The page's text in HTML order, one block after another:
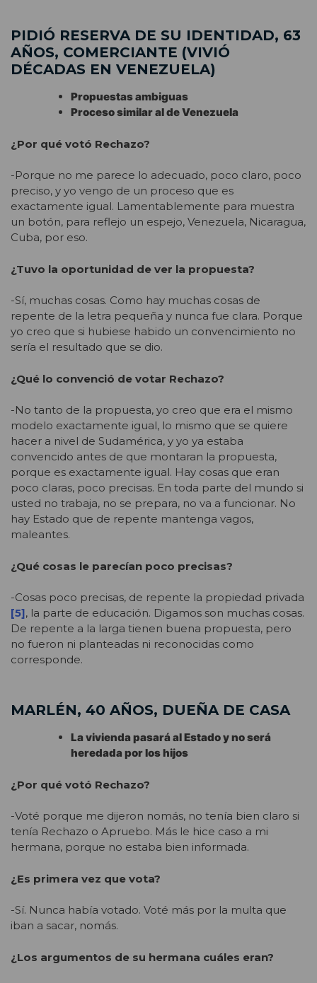
PIDIÓ RESERVA DE SU IDENTIDAD, 63
AÑOS, COMERCIANTE (VIVIÓ
DÉCADAS EN VENEZUELA)
Propuestas ambiguas
Proceso similar al de Venezuela
¿Por qué votó Rechazo?
-Porque no me parece lo adecuado, poco claro, poco
preciso, y yo vengo de un proceso que es
exactamente igual. Lamentablemente para muestra
un botón, para reflejo un espejo, Venezuela, Nicaragua,
Cuba, por eso.
¿Tuvo la oportunidad de ver la propuesta?
-Sí, muchas cosas. Como hay muchas cosas de
repente de la letra pequeña y nunca fue clara. Porque
yo creo que si hubiese habido un convencimiento no
sería el resultado que se dio.
¿Qué lo convenció de votar Rechazo?
-No tanto de la propuesta, yo creo que era el mismo
modelo exactamente igual, lo mismo que se quiere
hacer a nivel de Sudamérica, y yo ya estaba
convencido antes de que montaran la propuesta,
porque es exactamente igual. Hay cosas que eran
poco claras, poco precisas. En toda parte del mundo si
usted no trabaja, no se prepara, no va a funcionar. No
hay Estado que de repente mantenga vagos,
maleantes.
¿Qué cosas le parecían poco precisas?
-Cosas poco precisas, de repente la propiedad privada
[5], la parte de educación. Digamos son muchas cosas.
De repente a la larga tienen buena propuesta, pero
no fueron ni planteadas ni reconocidas como
corresponde.
MARLÉN, 40 AÑOS, DUEÑA DE CASA
La vivienda pasará al Estado y no será
heredada por los hijos
¿Por qué votó Rechazo?
-Voté porque me dijeron nomás, no tenía bien claro si
tenía Rechazo o Apruebo. Más le hice caso a mi
hermana, porque no estaba bien informada.
¿Es primera vez que vota?
-Sí. Nunca había votado. Voté más por la multa que
iban a sacar, nomás.
¿Los argumentos de su hermana cuáles eran?